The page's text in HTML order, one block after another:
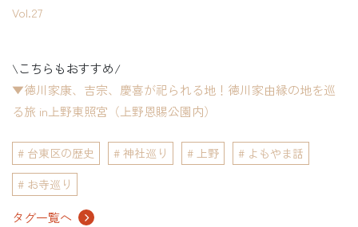
Vol.27
\こちらもおすすめ/
▼徳川家康、吉宗、慶喜が祀られる地！徳川家由縁の地を巡
る旅 in上野東照宮（上野恩賜公園内）
台東区の歴史 神社巡り 上野
よもやま話
お寺巡り
タグ一覧へ